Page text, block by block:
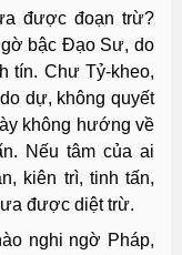
được đoạn trừ?
bậc Ðạo Sư, do
tín. Chư Tỷ-kheo,
dự, không quyết
không hướng về
Nếu tâm của ai
kiên trì, tinh tấn,
được diệt trừ.
nghi ngờ Pháp,